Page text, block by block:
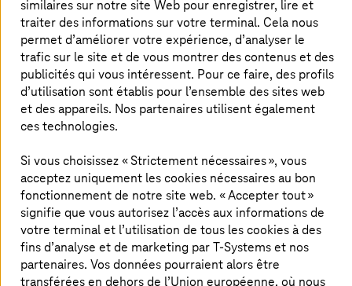
réglementaires. C’est précisément dans ce
contexte que la souveraineté numérique revêt
une importance capitale : la capacité de gérer
les données, les systèmes et les chaînes de
valeur de manière autonome, sûre et claire.
Traitement des données exclusivement
en Europe
Face à cela, Thüga AG a désormais conclu un contrat-
cadre avec Deutsche Telekom/ T-Systemspour les
fournisseurs de services communaux d’énergie et d’eau
de son réseau, qui répond de manière ciblée à ces
similaires sur notre site Web pour enregistrer, lire et
traiter des informations sur votre terminal. Cela nous
permet d’améliorer votre expérience, d’analyser le
trafic sur le site et de vous montrer des contenus et des
publicités qui vous intéressent. Pour ce faire, des profils
d’utilisation sont établis pour l’ensemble des sites web
et des appareils. Nos partenaires utilisent également
ces technologies.
Si vous choisissez « Strictement nécessaires », vous
acceptez uniquement les cookies nécessaires au bon
fonctionnement de notre site web. « Accepter tout »
signifie que vous autorisez l’accès aux informations de
votre terminal et l’utilisation de tous les cookies à des
fins d’analyse et de marketing parT-Systemset nos
partenaires. Vos données pourraient alors être
transférées en dehors de l’Union européenne, où nous